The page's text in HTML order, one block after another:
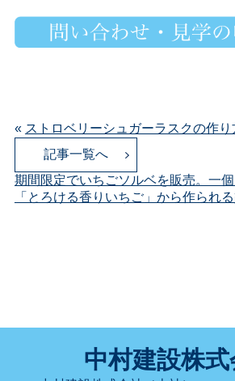
« ストロベリーシュガーラスクの作り
記事一覧へ
期間限定でいちごソルベを販売。一
「とろける香りいちご」から作られ
中村建設株式